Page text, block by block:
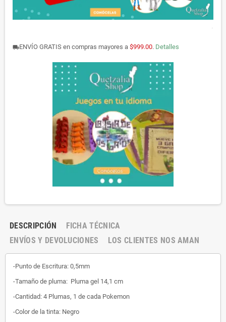
.
local_shippingENVÍO GRATIS en compras mayores a $999.00. Detalles
DESCRIPCIÓN
FICHA TÉCNICA
ENVÍOS Y DEVOLUCIONES
LOS CLIENTES NOS AMAN
-Punto de Escritura: 0,5mm
-Tamaño de pluma: Pluma gel 14,1 cm
-Cantidad: 4 Plumas, 1 de cada Pokemon
-Color de la tinta: Negro